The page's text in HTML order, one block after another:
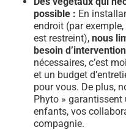
possible : En
endroit (par exemple,
est restreint), nous
besoin
nécessaires, c’est
et un budget
pour vous. De plus,
Phyto »
enfants, vos
compagnie.